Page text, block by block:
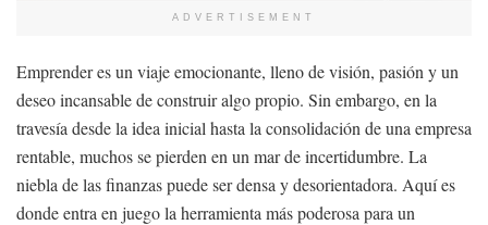
ADVERTISEMENT
Emprender es un viaje emocionante, lleno de visión, pasión y un
deseo incansable de construir algo propio. Sin embargo, en la
travesía desde la idea inicial hasta la consolidación de una empresa
rentable, muchos se pierden en un mar de incertidumbre. La
niebla de las finanzas puede ser densa y desorientadora. Aquí es
donde entra en juego la herramienta más poderosa para un